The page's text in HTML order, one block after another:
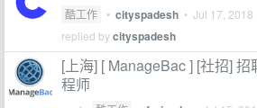
酷工作 • cityspadesh • Jul 17, 2018
replied bycityspadesh
[上海] [ ManageBac ] [社招] 招
程师